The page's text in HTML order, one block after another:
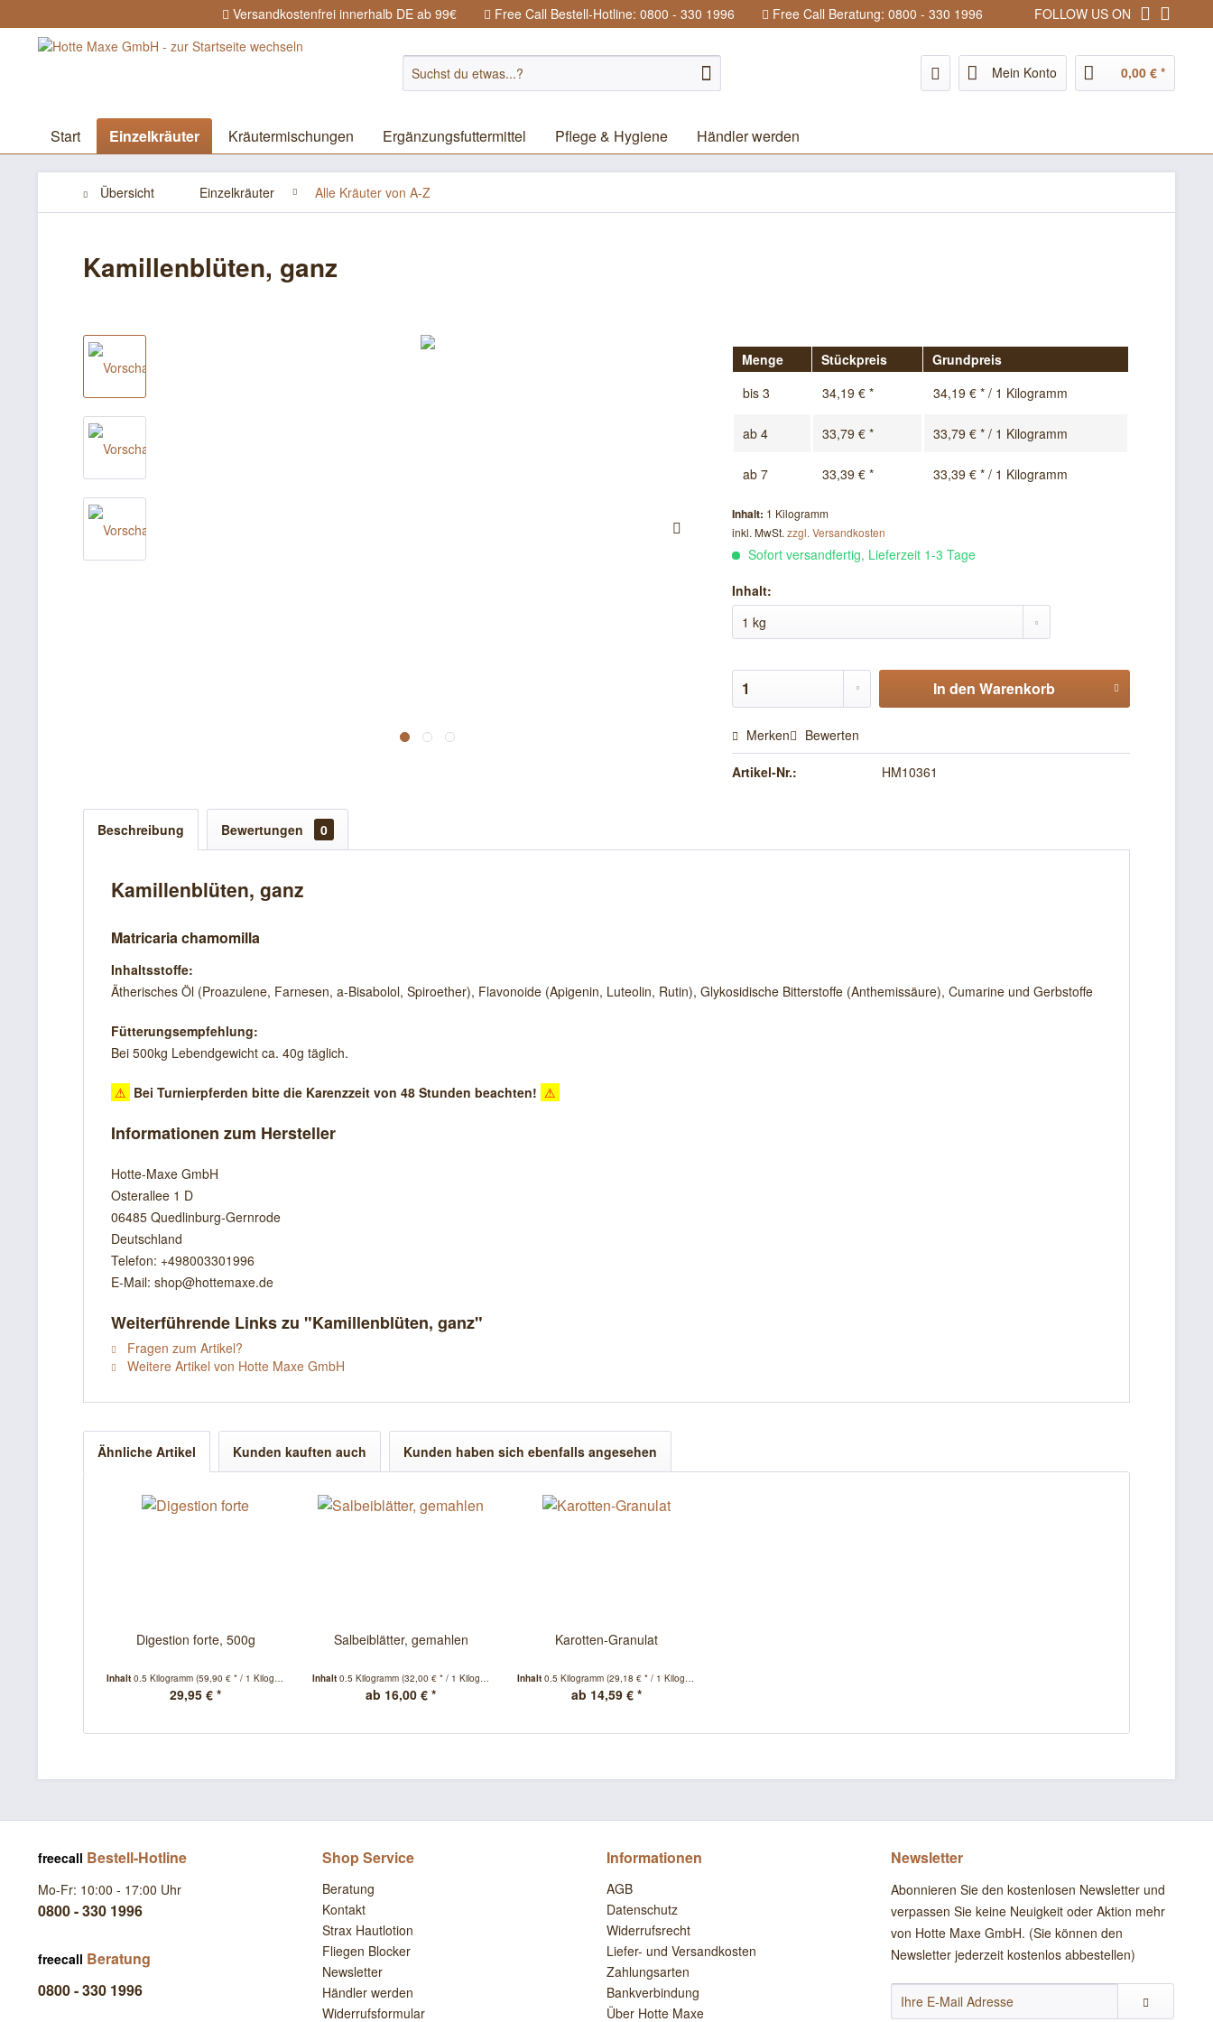
Versandkostenfrei innerhalb DE ab 99€ Free Call Bestell-Hotline: 0800 - 330 1996 Free Call Beratung: 0800 - 330 1996 FOLLOW US ON
Mein Konto 0,00 € *
Start Einzelkräuter Kräutermischungen Ergänzungsfuttermittel Pflege & Hygiene Händler werden
Übersicht Einzelkräuter Alle Kräuter von A-Z
Kamillenblüten, ganz
Menge Stückpreis
Grundpreis
bis3 34,19 € * 34,19 € * / 1 Kilogramm
ab4 33,79 € * 33,79 € * / 1 Kilogramm
ab7 33,39 € * 33,39 € * / 1 Kilogramm
Inhalt: 1 Kilogramm
inkl. MwSt.zzgl. Versandkosten
Sofort versandfertig, Lieferzeit 1-3 Tage
Inhalt:
In den Warenkorb
Merken Bewerten
Artikel-Nr.: HM10361
Beschreibung Bewertungen 0
Kamillenblüten, ganz
Matricaria chamomilla
Inhaltsstoffe:
Ätherisches Öl (Proazulene, Farnesen, a-Bisabolol, Spiroether), Flavonoide (Apigenin, Luteolin, Rutin), Glykosidische Bitterstoffe (Anthemissäure), Cumarine und Gerbstoffe
Fütterungsempfehlung:
Bei 500kg Lebendgewicht ca. 40g täglich.
⚠ Bei Turnierpferden bitte die Karenzzeit von 48 Stunden beachten! ⚠
Informationen zum Hersteller
Hotte-Maxe GmbH
Osterallee 1 D
06485 Quedlinburg-Gernrode
Deutschland
Telefon: +498003301996
E-Mail: shop@hottemaxe.de
Weiterführende Links zu "Kamillenblüten, ganz"
Fragen zum Artikel?
Weitere Artikel von Hotte Maxe GmbH
Ähnliche Artikel Kunden kauften auch Kunden haben sich ebenfalls angesehen
Digestion forte, 500g
Inhalt 0.5 Kilogramm (59,90 € * / 1 Kilogramm)
29,95 € *
Salbeiblätter, gemahlen
Inhalt 0.5 Kilogramm (32,00 € * / 1 Kilogramm)
ab 16,00 € *
Karotten-Granulat
Inhalt0.5 Kilogramm(29,18 € * / 1 Kilogramm)
ab 14,59 € *
freecall Bestell-Hotline
Mo-Fr: 10:00 - 17:00 Uhr
0800 - 330 1996
freecall Beratung
0800 - 330 1996
Shop Service
Beratung
Kontakt
Strax Hautlotion
Fliegen Blocker
Newsletter
Händler werden
Widerrufsformular
Informationen
AGB
Datenschutz
Widerrufsrecht
Liefer- und Versandkosten
Zahlungsarten
Bankverbindung
Über Hotte Maxe
Newsletter
Abonnieren Sie den kostenlosen Newsletter und
verpassen Sie keine Neuigkeit oder Aktion mehr
von Hotte Maxe GmbH. (Sie können den
Newsletter jederzeit kostenlos abbestellen)